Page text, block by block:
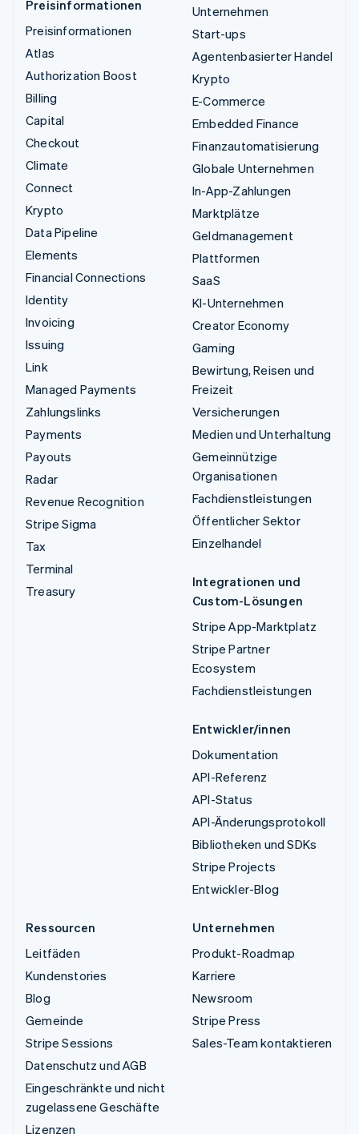
Preisinformationen
Preisinformationen
Atlas
Authorization Boost
Billing
Capital
Checkout
Climate
Connect
Krypto
Data Pipeline
Elements
Financial Connections
Identity
Invoicing
Issuing
Link
Managed Payments
Zahlungslinks
Payments
Payouts
Radar
Revenue Recognition
Stripe Sigma
Tax
Terminal
Treasury
Unternehmen
Start-ups
Agentenbasierter Handel
Krypto
E-Commerce
Embedded Finance
Finanzautomatisierung
Globale Unternehmen
In-App-Zahlungen
Marktplätze
Geldmanagement
Plattformen
SaaS
KI-Unternehmen
Creator Economy
Gaming
Bewirtung, Reisen und
Freizeit
Versicherungen
Medien und Unterhaltung
Gemeinnützige
Organisationen
Fachdienstleistungen
Öffentlicher Sektor
Einzelhandel
Integrationen und
Custom-Lösungen
Stripe App-Marktplatz
Stripe Partner
Ecosystem
Fachdienstleistungen
Entwickler/innen
Dokumentation
API-Referenz
API-Status
API-Änderungsprotokoll
Bibliotheken und SDKs
Stripe Projects
Entwickler-Blog
Ressourcen
Leitfäden
Kundenstories
Blog
Gemeinde
Stripe Sessions
Datenschutz und AGB
Eingeschränkte und nicht
zugelassene Geschäfte
Lizenzen
Unternehmen
Produkt-Roadmap
Karriere
Newsroom
Stripe Press
Sales-Team kontaktieren